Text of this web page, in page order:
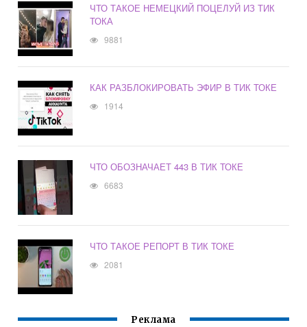
ЧТО ТАКОЕ НЕМЕЦКИЙ ПОЦЕЛУЙ ИЗ ТИК
ТОКА
9881
КАК РАЗБЛОКИРОВАТЬ ЭФИР В ТИК ТОКЕ
1914
ЧТО ОБОЗНАЧАЕТ 443 В ТИК ТОКЕ
6683
ЧТО ТАКОЕ РЕПОРТ В ТИК ТОКЕ
2081
Реклама